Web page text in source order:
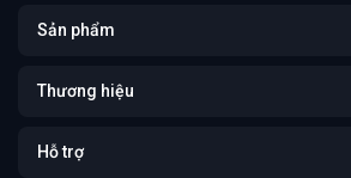
Sản phẩm
Thương hiệu
Hỗ trợ